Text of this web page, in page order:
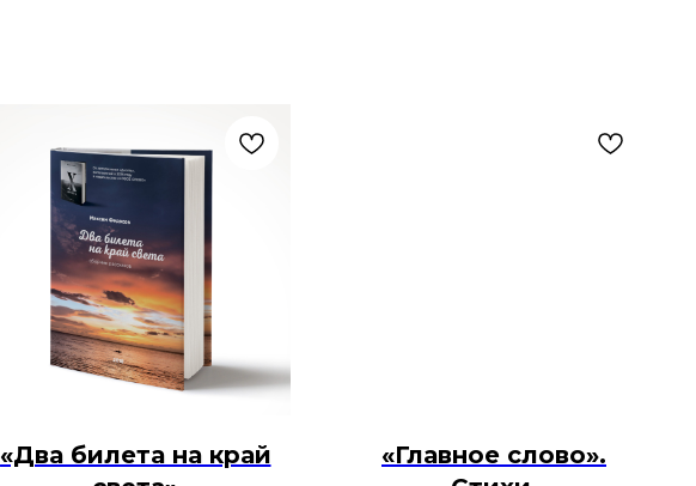
«Два билета на край
«Главное слово».